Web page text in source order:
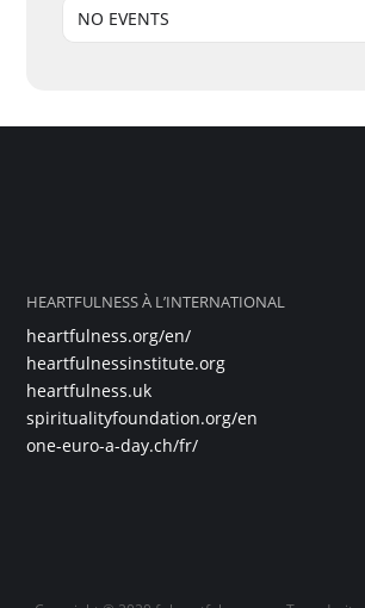
NO EVENTS
HEARTFULNESS À L’INTERNATIONAL
heartfulness.org/en/
heartfulnessinstitute.org
heartfulness.uk
spiritualityfoundation.org/en
one-euro-a-day.ch/fr/